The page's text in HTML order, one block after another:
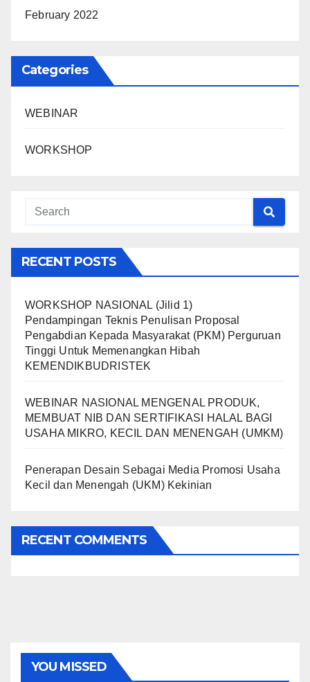
February 2022
Categories
WEBINAR
WORKSHOP
RECENT POSTS
WORKSHOP NASIONAL (Jilid 1)
Pendampingan Teknis Penulisan Proposal
Pengabdian Kepada Masyarakat (PKM) Perguruan
Tinggi Untuk Memenangkan Hibah
KEMENDIKBUDRISTEK
WEBINAR NASIONAL MENGENAL PRODUK,
MEMBUAT NIB DAN SERTIFIKASI HALAL BAGI
USAHA MIKRO, KECIL DAN MENENGAH (UMKM)
Penerapan Desain Sebagai Media Promosi Usaha
Kecil dan Menengah (UKM) Kekinian
RECENT COMMENTS
YOU MISSED